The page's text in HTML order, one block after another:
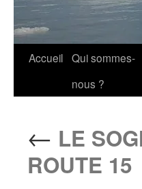
Aller
Accueil Qui sommes-
nous ?
← LE
ROUTE 15